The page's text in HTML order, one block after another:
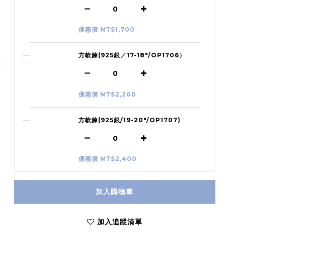
優惠價 NT$1,700
方軟鍊(925銀／17-18"/OP1706）
優惠價 NT$2,200
方軟鍊(925銀/19-20"/OP1707)
優惠價 NT$2,400
加入購物車
加入追蹤清單